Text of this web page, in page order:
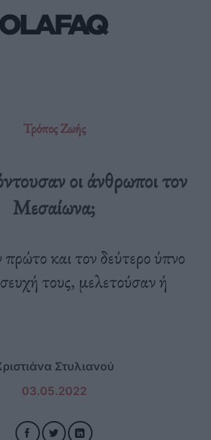
Τρόπος Ζωής
οι άνθρωποι τον
Μεσαίωνα;
και τον δεύτερο ύπνο
τους, μελετούσαν ή
Στυλιανού
03.05.2022